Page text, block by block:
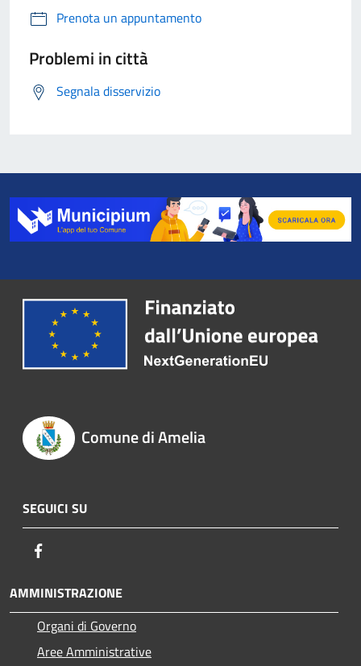
Prenota un appuntamento
Problemi in città
Segnala disservizio
Comune di Amelia
SEGUICI SU
AMMINISTRAZIONE
Organi di Governo
Aree Amministrative